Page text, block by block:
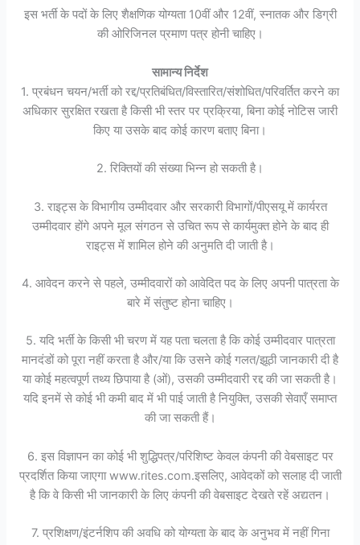
इस भर्ती के पदों के लिए शैक्षणिक योग्यता 10वीं और 12वीं, स्नातक और डिग्री
की ओरिजिनल प्रमाण पत्र होनी चाहिए।
सामान्य निर्देश
1. प्रबंधन चयन/भर्ती को रद्द/प्रतिबंधित/विस्तारित/संशोधित/परिवर्तित करने का
अधिकार सुरक्षित रखता है किसी भी स्तर पर प्रक्रिया, बिना कोई नोटिस जारी
किए या उसके बाद कोई कारण बताए बिना।
2. रिक्तियों की संख्या भिन्न हो सकती है।
3. राइट्स के विभागीय उम्मीदवार और सरकारी विभागों/पीएसयू में कार्यरत
उम्मीदवार होंगे अपने मूल संगठन से उचित रूप से कार्यमुक्त होने के बाद ही
राइट्स में शामिल होने की अनुमति दी जाती है।
4. आवेदन करने से पहले, उम्मीदवारों को आवेदित पद के लिए अपनी पात्रता के
बारे में संतुष्ट होना चाहिए।
5. यदि भर्ती के किसी भी चरण में यह पता चलता है कि कोई उम्मीदवार पात्रता
मानदंडों को पूरा नहीं करता है और/या कि उसने कोई गलत/झूठी जानकारी दी है
या कोई महत्वपूर्ण तथ्य छिपाया है (ओं), उसकी उम्मीदवारी रद्द की जा सकती है।
यदि इनमें से कोई भी कमी बाद में भी पाई जाती है नियुक्ति, उसकी सेवाएँ समाप्त
की जा सकती हैं।
6. इस विज्ञापन का कोई भी शुद्धिपत्र/परिशिष्ट केवल कंपनी की वेबसाइट पर
प्रदर्शित किया जाएगा www.rites.com.इसलिए, आवेदकों को सलाह दी जाती
है कि वे किसी भी जानकारी के लिए कंपनी की वेबसाइट देखते रहें अद्यतन।
7. प्रशिक्षण/इंटर्नशिप की अवधि को योग्यता के बाद के अनुभव में नहीं गिना